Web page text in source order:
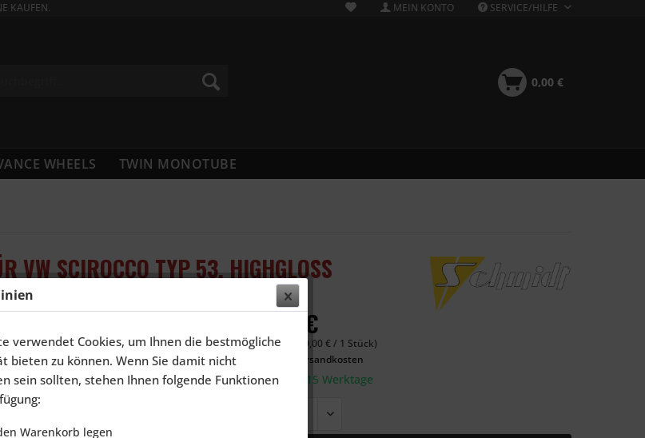
KAUFEN. MEIN KONTO SERVICE/HILFE
0,00 €
WHEELS TWIN MONOTUBE
VW SCIROCCO TYP 53, HIGHGLOSS
1.360,00 €
Inhalt:4 Stück (340,00 € / 1 Stück)
inkl. MwSt.
zzgl. Versandkosten
Lieferzeit: 10-15 Werktage
verwendet Cookies, um Ihnen die bestmögliche
bieten zu können. Wenn Sie damit nicht
sein sollten, stehen Ihnen folgende Funktionen
Warenkorb legen